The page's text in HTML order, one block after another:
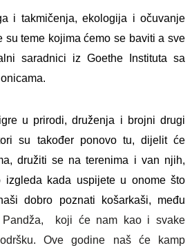
i takmičenja, ekologija i očuvanje
su teme kojima ćemo se baviti a sve
saradnici iz Goethe Instituta sa
u prirodi, druženja i brojni drugi
su također ponovo tu, dijelit će
družiti se na terenima i van njih,
izgleda kada uspijete u onome što
dobro poznati košarkaši, među
Pandža, koji će nam kao i svake
Ove godine naš će kamp